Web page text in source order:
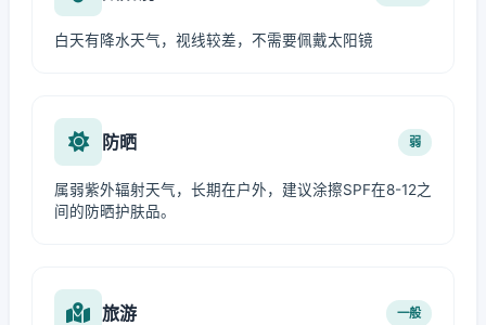
白天有降水天气，视线较差，不需要佩戴太阳镜
防晒 弱
属弱紫外辐射天气，长期在户外，建议涂擦SPF在8-12之
间的防晒护肤品。
旅游 一般